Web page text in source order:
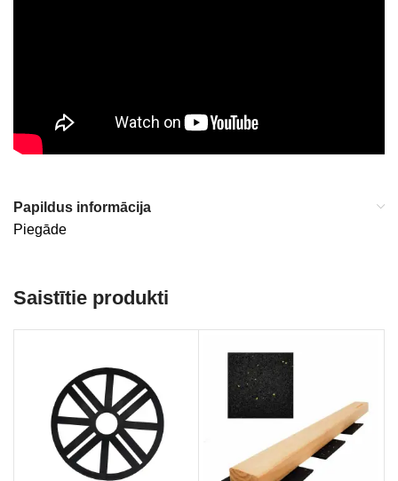
Papildus informācija
Piegāde
Saistītie produkti